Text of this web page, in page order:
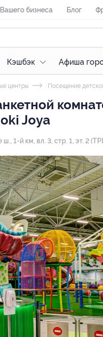
бизнеса Блог
Кэшбэк Афиша
центры Посещение
Joya
ш., 1-й км, вл. 3, стр. 1, эт. 2